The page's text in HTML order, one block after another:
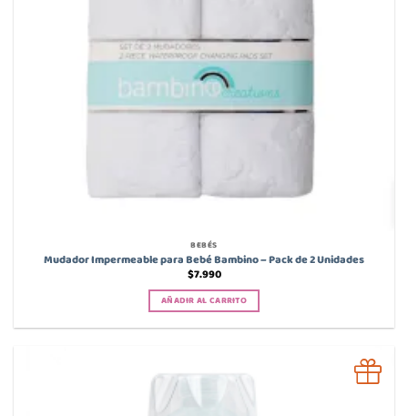
la
página
de
producto
BEBÉS
Mudador Impermeable para Bebé Bambino – Pack de 2 Unidades
$7.990
AÑADIR AL CARRITO